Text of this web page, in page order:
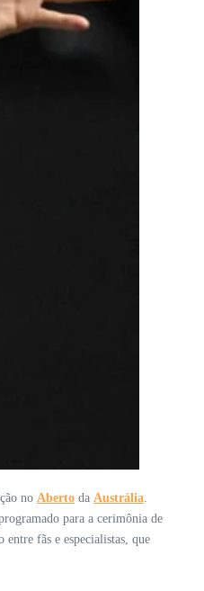
no Aberto da Austrália.
para a cerimônia de
fãs e especialistas, que